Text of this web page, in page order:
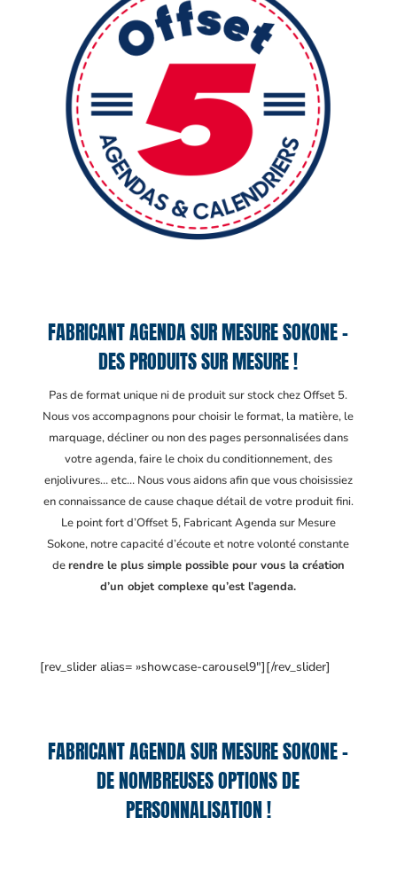
FABRICANT AGENDA SUR MESURE SOKONE –
DES PRODUITS SUR MESURE !
Pas de format unique ni de produit sur stock chez Offset 5.
Nous vos accompagnons pour choisir le format, la matière, le
marquage, décliner ou non des pages personnalisées dans
votre agenda, faire le choix du conditionnement, des
enjolivures… etc… Nous vous aidons afin que vous choisissiez
en connaissance de cause chaque détail de votre produit fini.
Le point fort d’Offset 5, Fabricant Agenda sur Mesure
Sokone, notre capacité d’écoute et notre volonté constante
derendre le plus simple possible pour vous la création
d’un objet complexe qu’est l’agenda.
[rev_slider alias= »showcase-carousel9″][/rev_slider]
FABRICANT AGENDA SUR MESURE SOKONE –
DE NOMBREUSES OPTIONS DE
PERSONNALISATION !